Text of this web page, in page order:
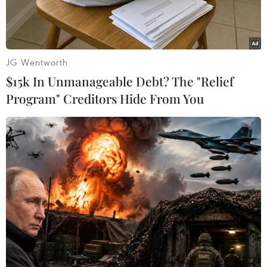
Ảnh minh họa. (Nguồn: TTXVN)
Theo Trung tâm Dự báo Khí tượng Thủy văn
Quốc gia, chiều 16/2, không khí lạnh đã ảnh
hưởng đến hầu hết phía Tây Bắc Bộ và Trung
Trung Bộ. Ở vịnh Bắc Bộ đã có gió Đông Bắc
JG Wentworth
$15k In Unmanageable Debt? The "Relief
Program" Creditors Hide From You